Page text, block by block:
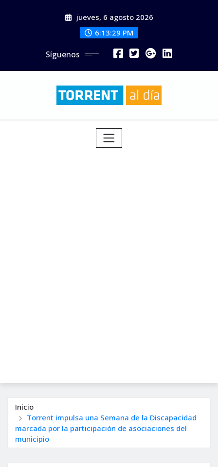
jueves, 6 agosto 2026
6:13:31 PM
Síguenos
Inicio
Torrent impulsa una Semana de la Discapacidad
marcada por la participación de asociaciones del
municipio